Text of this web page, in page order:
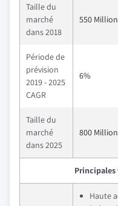
Taille du
marché
dans 2018
550 Million
Période de
prévision
2019 - 2025
CAGR
6%
Taille du
marché
dans 2025
800 Million
Principales
Haute